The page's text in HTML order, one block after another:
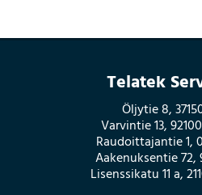
Telatek
Öljytie 8,
Varvintie 13,
Raudoittajantie 1,
Aakenuksentie 72,
Lisenssikatu 11 a,